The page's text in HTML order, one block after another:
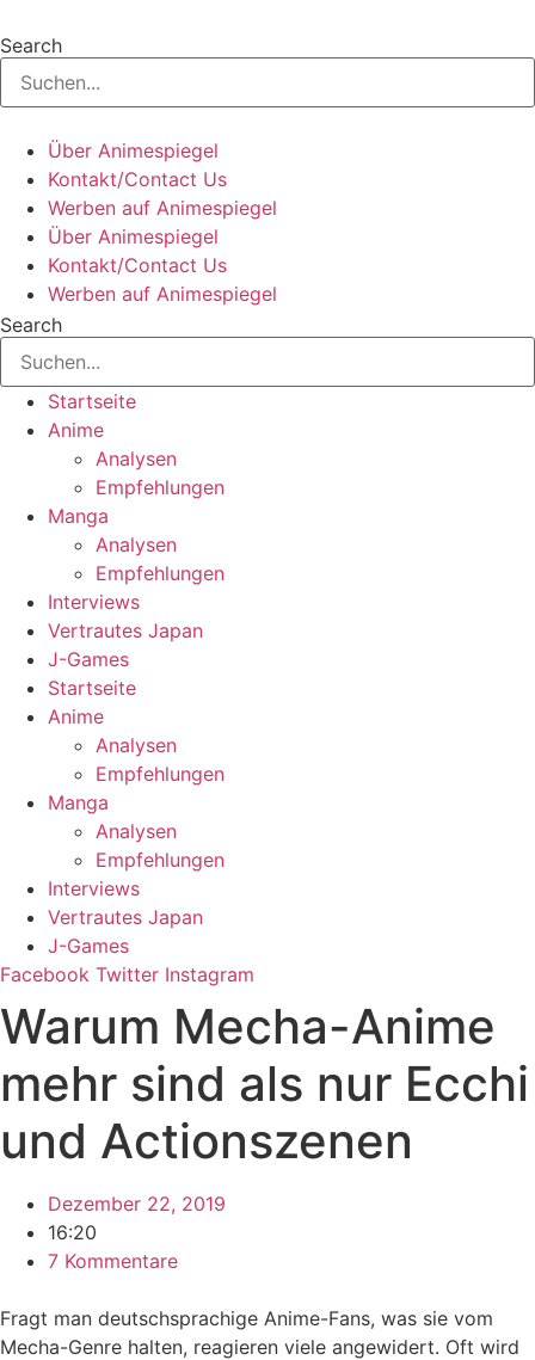
Inhalt
springen
Search
Über Animespiegel
Kontakt/Contact Us
Werben auf Animespiegel
Über Animespiegel
Kontakt/Contact Us
Werben auf Animespiegel
Search
Startseite
Anime
Analysen
Empfehlungen
Manga
Analysen
Empfehlungen
Interviews
Vertrautes Japan
J-Games
Startseite
Anime
Analysen
Empfehlungen
Manga
Analysen
Empfehlungen
Interviews
Vertrautes Japan
J-Games
Facebook Twitter Instagram
Warum Mecha-Anime
mehr sind als nur Ecchi
und Actionszenen
Dezember 22, 2019
16:20
7 Kommentare
Fragt man deutschsprachige Anime-Fans, was sie vom
Mecha-Genre halten, reagieren viele angewidert. Oft wird